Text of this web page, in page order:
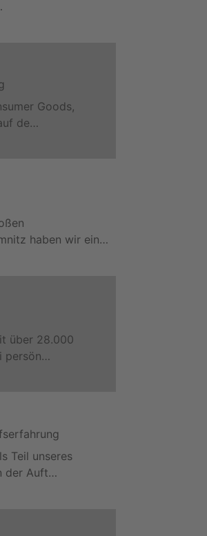
Goods,
de…
haben wir ein…
über 28.000
persön…
Teil unseres
der Auft…